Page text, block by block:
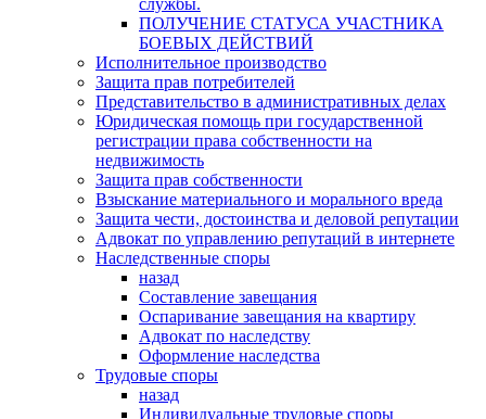
службы.
ПОЛУЧЕНИЕ СТАТУСА УЧАСТНИКА
БОЕВЫХ ДЕЙСТВИЙ
Исполнительное производство
Защита прав потребителей
Представительство в административных делах
Юридическая помощь при государственной
регистрации права собственности на
недвижимость
Защита прав собственности
Взыскание материального и морального вреда
Защита чести, достоинства и деловой репутации
Адвокат по управлению репутаций в интернете
Наследственные споры
назад
Составление завещания
Оспаривание завещания на квартиру
Адвокат по наследству
Оформление наследства
Трудовые споры
назад
Индивидуальные трудовые споры